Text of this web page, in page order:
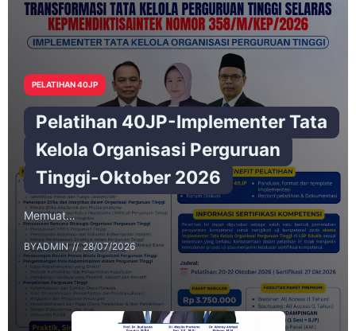
PELATIHAN 40JP
Pelatihan 40JP-Implementer Tata
Kelola Organisasi Perguruan
Tinggi-Oktober 2026
Memuat…
BYADMIN 28/07/2026